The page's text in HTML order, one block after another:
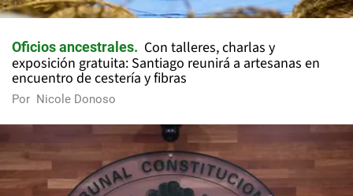
Oficios ancestrales
Con talleres, charlas y
exposición gratuita: Santiago reunirá a artesanas en
encuentro de cestería y fibras
Por Nicole Donoso